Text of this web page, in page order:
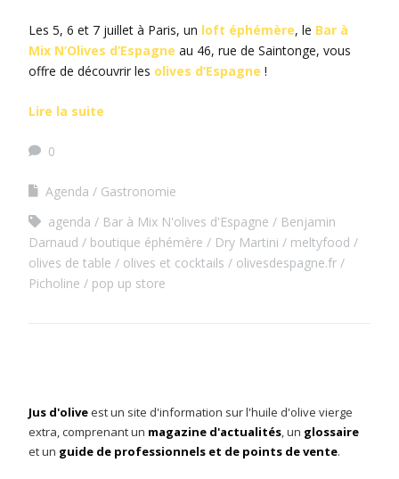
Les 5, 6 et 7 juillet à Paris, un loft éphémère, le Bar à
Mix N’Olives d’Espagne au 46, rue de Saintonge, vous
offre de découvrir les olives d’Espagne !
Lire la suite
0
Agenda
Gastronomie
agenda
Bar à Mix N'olives d'Espagne
Benjamin
Darnaud
boutique éphémère Dry Martini
meltyfood
olives de table
olives et cocktails
olivesdespagne.fr
Picholine
pop up store
Jus d'oliveest un site d'information sur l'huile d'olive vierge
extra, comprenant un magazine d'actualités, un glossaire
et un guide de professionnels et de points de vente.